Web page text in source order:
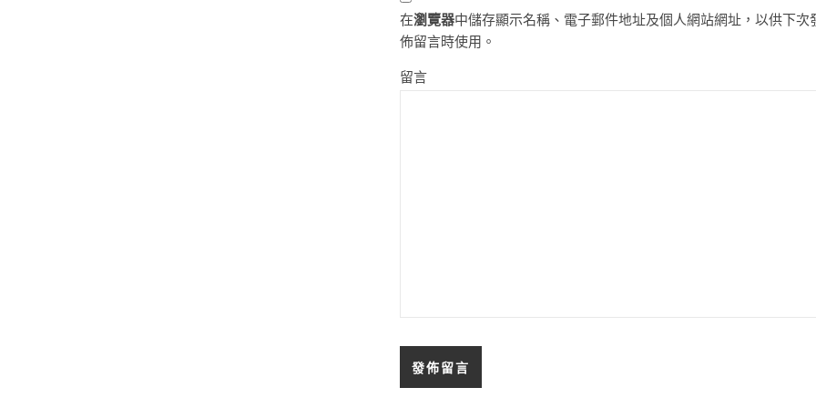
在瀏覽器中儲存顯示名稱、電子郵件地址及個人網站網址，以供下次
佈留言時使用。
留言